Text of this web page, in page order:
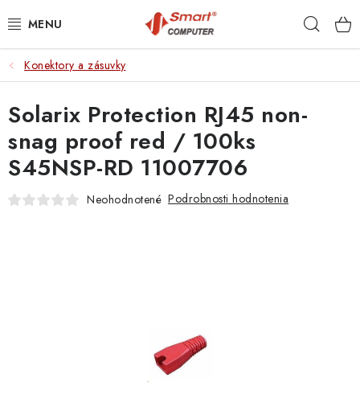
na
NOTEBOOKY
MOBILNÉ ZARIADENIA
PC A KOMPONENTY
PERIFÉRIE
Konektory a zásuvky
Solarix Protection RJ45 non-
snag proof red / 100ks
S45NSP-RD 11007706
Neohodnotené Podrobnosti hodnotenia